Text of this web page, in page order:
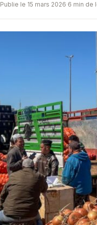
Publie le 15 mars 2026·6 min de